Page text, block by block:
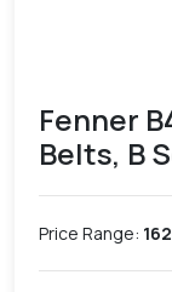
Fenner
Belts, B
Price Range: 162